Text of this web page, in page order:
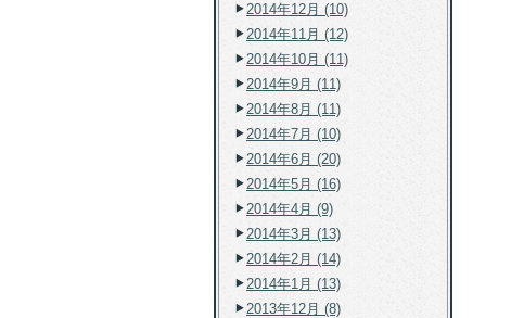
2014年12月 (10)
2014年11月 (12)
2014年10月 (11)
2014年9月 (11)
2014年8月 (11)
2014年7月 (10)
2014年6月 (20)
2014年5月 (16)
2014年4月 (9)
2014年3月 (13)
2014年2月 (14)
2014年1月 (13)
2013年12月 (8)